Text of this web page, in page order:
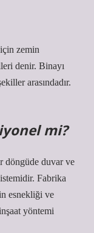
zemin
denir. Binayı
arasındadır.
mi?
döngüde duvar ve
Fabrika
esnekliği ve
yöntemi